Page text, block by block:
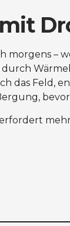
morgens –
das Feld,
mehr